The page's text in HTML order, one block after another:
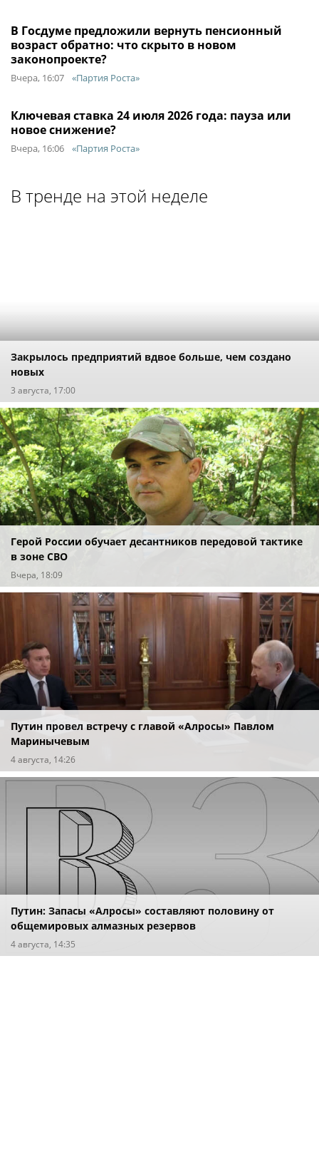
В Госдуме предложили вернуть пенсионный
возраст обратно: что скрыто в новом
законопроекте?
Вчера, 16:07 «Партия Роста»
Ключевая ставка 24 июля 2026 года: пауза или
новое снижение?
Вчера, 16:06 «Партия Роста»
В тренде на этой неделе
Закрылось предприятий вдвое больше, чем создано
новых
3 августа, 17:00
Герой России обучает десантников передовой тактике
в зоне СВО
Вчера, 18:09
Путин провел встречу с главой «Алросы» Павлом
Маринычевым
4 августа, 14:26
Путин: Запасы «Алросы» составляют половину от
общемировых алмазных резервов
4 августа, 14:35